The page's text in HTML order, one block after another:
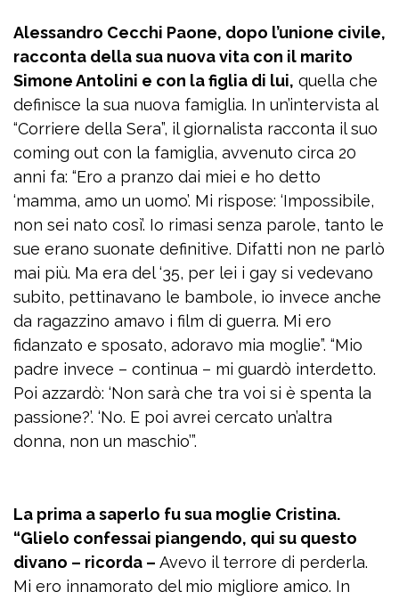
Alessandro Cecchi Paone, dopo l’unione civile,
racconta della sua nuova vita con il marito
Simone Antolini e con la figlia di lui, quella che
definisce la sua nuova famiglia. In un’intervista al
“Corriere della Sera”, il giornalista racconta il suo
coming out con la famiglia, avvenuto circa 20
anni fa: “Ero a pranzo dai miei e ho detto
‘mamma, amo un uomo’. Mi rispose: ‘Impossibile,
non sei nato così’. Io rimasi senza parole, tanto le
sue erano suonate definitive. Difatti non ne parlò
mai più. Ma era del ‘35, per lei i gay si vedevano
subito, pettinavano le bambole, io invece anche
da ragazzino amavo i film di guerra. Mi ero
fidanzato e sposato, adoravo mia moglie”. “Mio
padre invece – continua – mi guardò interdetto.
Poi azzardò: ‘Non sarà che tra voi si è spenta la
passione?’. ‘No. E poi avrei cercato un’altra
donna, non un maschio’”.
La prima a saperlo fu sua moglie Cristina.
“Glielo confessai piangendo, qui su questo
divano – ricorda – Avevo il terrore di perderla.
Mi ero innamorato del mio migliore amico. In